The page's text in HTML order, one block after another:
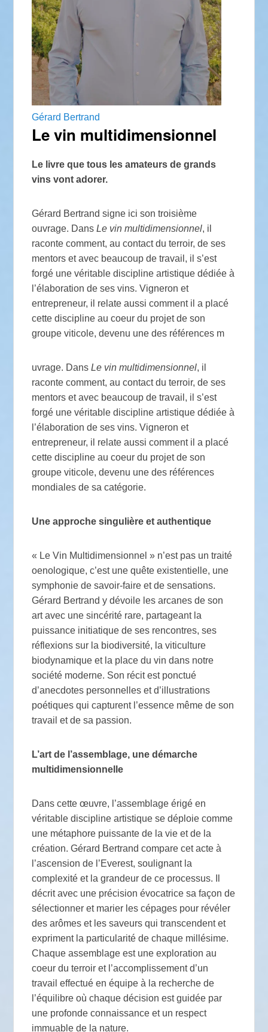
Gérard Bertrand
Le vin multidimensionnel
Le livre que tous les amateurs de grands
vins vont adorer.
Gérard Bertrand signe ici son troisième
ouvrage. DansLe vin multidimensionnel, il
raconte comment, au contact du terroir, de ses
mentors et avec beaucoup de travail, il s’est
forgé une véritable discipline artistique dédiée à
l’élaboration de ses vins. Vigneron et
entrepreneur, il relate aussi comment il a placé
cette discipline au coeur du projet de son
groupe viticole, devenu une des références m
uvrage. DansLe vin multidimensionnel, il
raconte comment, au contact du terroir, de ses
mentors et avec beaucoup de travail, il s’est
forgé une véritable discipline artistique dédiée à
l’élaboration de ses vins. Vigneron et
entrepreneur, il relate aussi comment il a placé
cette discipline au coeur du projet de son
groupe viticole, devenu une des références
mondiales de sa catégorie.
Une approche singulière et authentique
« Le Vin Multidimensionnel » n’est pas un traité
oenologique, c’est une quête existentielle, une
symphonie de savoir-faire et de sensations.
Gérard Bertrand y dévoile les arcanes de son
art avec une sincérité rare, partageant la
puissance initiatique de ses rencontres, ses
réflexions sur la biodiversité, la viticulture
biodynamique et la place du vin dans notre
société moderne. Son récit est ponctué
d’anecdotes personnelles et d’illustrations
poétiques qui capturent l’essence même de son
travail et de sa passion.
L’art de l’assemblage, une démarche
multidimensionnelle
Dans cette œuvre, l’assemblage érigé en
véritable discipline artistique se déploie comme
une métaphore puissante de la vie et de la
création. Gérard Bertrand compare cet acte à
l’ascension de l’Everest, soulignant la
complexité et la grandeur de ce processus. Il
décrit avec une précision évocatrice sa façon de
sélectionner et marier les cépages pour révéler
des arômes et les saveurs qui transcendent et
expriment la particularité de chaque millésime.
Chaque assemblage est une exploration au
coeur du terroir et l’accomplissement d’un
travail effectué en équipe à la recherche de
l’équilibre où chaque décision est guidée par
une profonde connaissance et un respect
immuable de la nature.